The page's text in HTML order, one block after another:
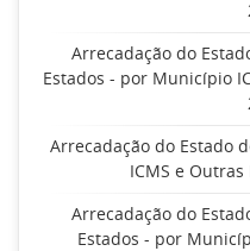
Arrecadação do
Estados - por Município
Arrecadação do Estado
ICMS e
Arrecadação do
Estados - por